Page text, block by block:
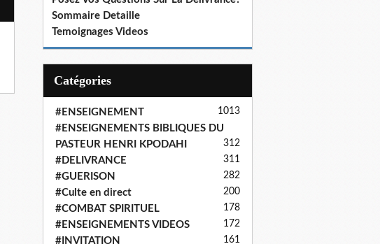
Sommaire Detaille
Temoignages Videos
Catégories
#ENSEIGNEMENT 1013
#ENSEIGNEMENTS BIBLIQUES DU
PASTEUR HENRI KPODAHI
312
#DELIVRANCE 311
#GUERISON 282
#Culte en direct 200
#COMBAT SPIRITUEL 178
#ENSEIGNEMENTS VIDEOS 172
#INVITATION 161